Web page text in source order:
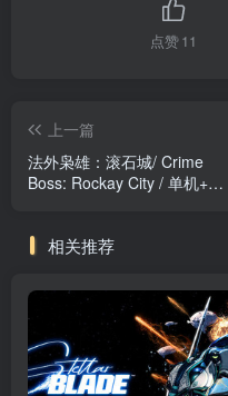
点赞11
上一篇
法外枭雄：滚石城/ Crime
Boss: Rockay City / 单机+联
相关推荐